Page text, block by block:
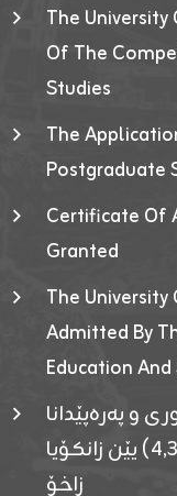
The
Of The
Studies
The
Postgraduate
Certificate Of
Granted
The
Admitted By
Education
و پەرەپێدانا
پرۆگرامان بۆ قوتابیێن قوناغێن (٤٫٣٫٢) یێن زانکۆیا
زاخۆ